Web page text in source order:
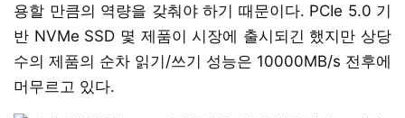
용할 만큼의 역량을 갖춰야 하기 때문이다. PCIe 5.0 기
반 NVMe SSD 몇 제품이 시장에 출시되긴 했지만 상당
수의 제품의 순차 읽기/쓰기 성능은 10000MB/s 전후에
머무르고 있다.